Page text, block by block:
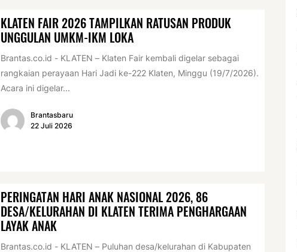
KLATEN FAIR 2026 TAMPILKAN RATUSAN PRODUK
UNGGULAN UMKM-IKM LOKA
Brantas.co.id - KLATEN – Klaten Fair kembali digelar sebagai
rangkaian perayaan Hari Jadi ke-222 Klaten, Minggu (19/7/2026).
Acara ini digelar...
Brantasbaru
22 Juli 2026
PERINGATAN HARI ANAK NASIONAL 2026, 86
DESA/KELURAHAN DI KLATEN TERIMA PENGHARGAAN
LAYAK ANAK
Brantas.co.id - KLATEN – Puluhan desa/kelurahan di Kabupaten